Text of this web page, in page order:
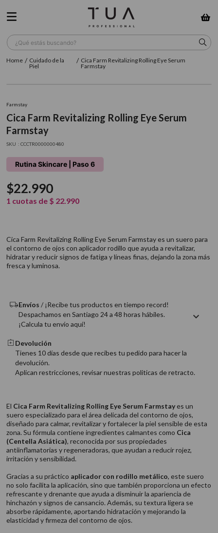
¿Qué estás buscando?
Cuidado de la
Piel
Cica Farm Revitalizing Rolling Eye Serum
Farmstay
Farmstay
Cica Farm Revitalizing Rolling Eye Serum
Farmstay
: CCCTR0000000480
Rutina Skincare | Paso 6
$22.990
1 cuotas de $ 22.990
Cica Farm Revitalizing Rolling Eye Serum Farmstay es un suero para
el contorno de ojos con aplicador rodillo que ayuda a revitalizar,
hidratar y reducir signos de fatiga y líneas finas, dejando la zona más
fresca y luminosa.
Envíos / ¡Recibe tus productos en tiempo record!
Despachamos en Santiago 24 a 48 horas hábiles.
¡Calcula tu envío aquí!
Devolución
Tienes 10 días desde que recibes tu pedido para hacer la
devolución.
Aplican restricciones, revisar nuestras politicas de retracto.
El Cica Farm Revitalizing Rolling Eye Serum Farmstayes un
suero especializado para el área delicada del contorno de ojos,
diseñado para calmar, revitalizar y fortalecer la piel sensible de esta
zona. Su fórmula contiene ingredientes calmantes como Cica
(Centella Asiática), reconocida por sus propiedades
antiinflamatorias y regeneradoras, que ayudan a reducir rojez,
irritación y sensibilidad.
Gracias a su práctico aplicador con rodillo metálico, este suero
no solo facilita la aplicación, sino que también proporciona un efecto
refrescante y drenante que ayuda a disminuir la apariencia de
hinchazón y signos de cansancio. Además, su textura ligera se
absorbe rápidamente, aportando hidratación y mejorando la
elasticidad y firmeza del contorno de ojos.
TÉRMINOS MÁS BUSCADOS
2.
3 farmavita
shampoo
5. cepillo
6. gama
7. secador
8 . loreal
10. protector térmico